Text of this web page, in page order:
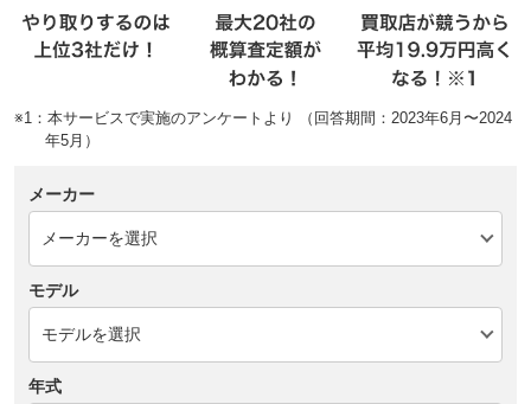
※1：本サービスで実施のアンケートより （回答期間：2023年6月〜2024
年5月）
メーカー
モデル
年式